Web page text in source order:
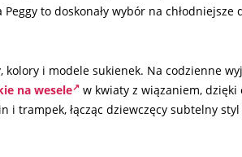
to doskonały wybór na
kolory i modele sukienek. Na codzienne
na wesele
w kwiaty z wiązaniem,
i trampek, łącząc dziewczęcy subtelny